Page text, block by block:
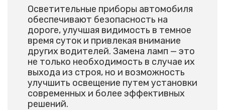
Осветительные приборы автомобиля
обеспечивают безопасность на
дороге, улучшая видимость в темное
время суток и привлекая внимание
других водителей. Замена ламп — это
не только необходимость в случае их
выхода из строя, но и возможность
улучшить освещение путем установки
современных и более эффективных
решений.